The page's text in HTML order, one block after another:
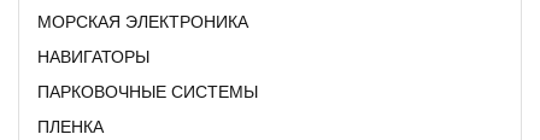
МОРСКАЯ ЭЛЕКТРОНИКА
НАВИГАТОРЫ
ПАРКОВОЧНЫЕ СИСТЕМЫ
ПЛЕНКА